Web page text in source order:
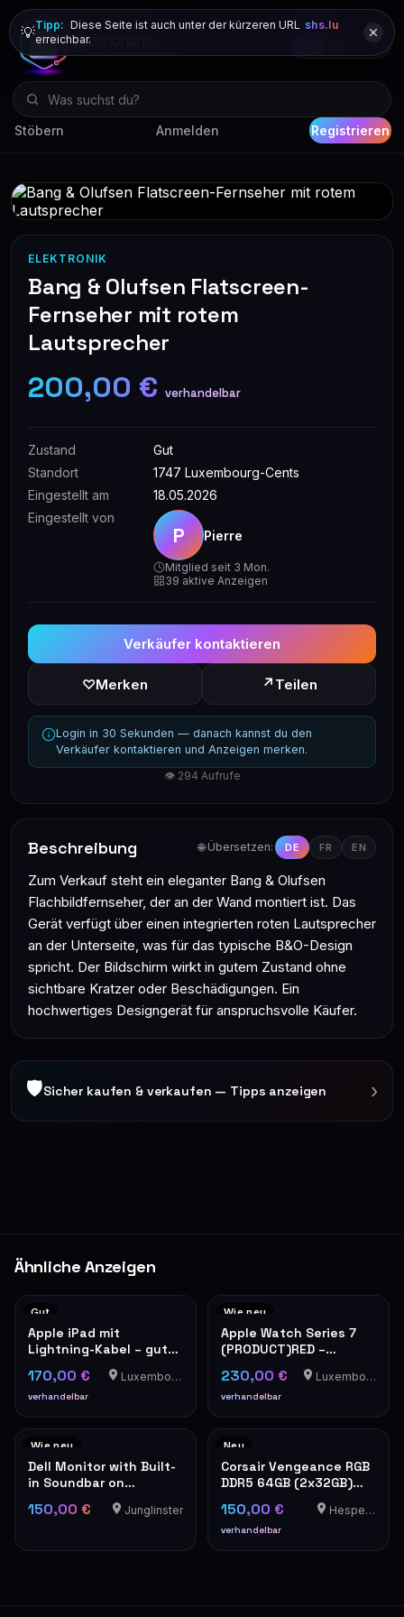
Stöbern Anmelden Registrieren
💡Tipp: Diese Seite ist auch unter der kürzeren URL shs.lu
erreichbar.
ELEKTRONIK
Bang & Olufsen Flatscreen-
Fernseher mit rotem
Lautsprecher
200,00 € verhandelbar
Zustand
Gut
Standort
1747 Luxembourg-Cents
Eingestellt am
18.05.2026
Eingestellt von
P Pierre
Mitglied seit 3 Mon.
39 aktive Anzeigen
Verkäufer kontaktieren
♡Merken ↗ Teilen
Login in 30 Sekunden — danach kannst du den
Verkäufer kontaktieren und Anzeigen merken.
👁 294 Aufrufe
Beschreibung 🌐 Übersetzen: DE FR EN
Zum Verkauf steht ein eleganter Bang & Olufsen
Flachbildfernseher, der an der Wand montiert ist. Das
Gerät verfügt über einen integrierten roten Lautsprecher
an der Unterseite, was für das typische B&O-Design
spricht. Der Bildschirm wirkt in gutem Zustand ohne
sichtbare Kratzer oder Beschädigungen. Ein
hochwertiges Designgerät für anspruchsvolle Käufer.
🛡Sicher kaufen & verkaufen — Tipps anzeigen ›
Ähnliche Anzeigen
Gut
Apple iPad mit
Lightning-Kabel – guter
170,00 €
verhandelbar
Luxembourg-Cents
Wie neu
Apple Watch Series 7
(PRODUCT)RED –
Sportarmband, OVP
230,00 €
verhandelbar
Luxembourg-Cents
Wie neu
Dell Monitor with Built-
in Soundbar on
Adjustable Stand
150,00 € Junglinster
Neu
Corsair Vengeance RGB
DDR5 64GB (2x32GB)
150,00 €
verhandelbar
Hesperange